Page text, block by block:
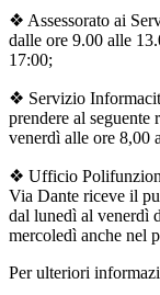
❖ Assessorato ai
dalle ore 9.00 alle
17:00;
❖ Servizio
prendere al
venerdì alle ore 8,00
❖ Ufficio
Via Dante riceve il
dal lunedì al venerdì
mercoledì anche nel
Per ulteriori